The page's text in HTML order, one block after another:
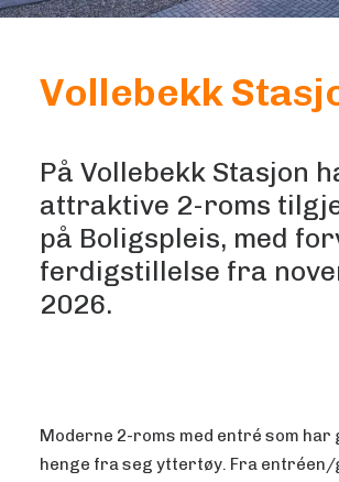
Vollebekk
På Vollebekk Stasjon
attraktive 2-roms
på Boligspleis, med
ferdigstillelse fra
2026.
Moderne 2-roms med entré som har
henge fra seg yttertøy. Fra entréen/